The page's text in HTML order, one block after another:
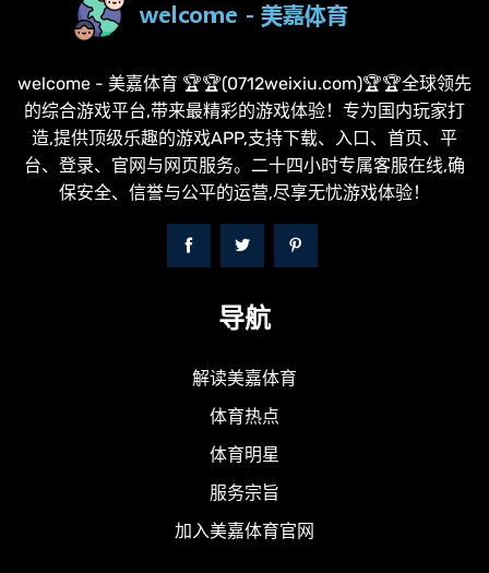
welcome - 美嘉体育 🏆🏆(0712weixiu.com)🏆🏆全球领先
的综合游戏平台,带来最精彩的游戏体验！专为国内玩家打
造,提供顶级乐趣的游戏APP,支持下载、入口、首页、平
台、登录、官网与网页服务。二十四小时专属客服在线,确
保安全、信誉与公平的运营,尽享无忧游戏体验！
导航
解读美嘉体育
体育热点
体育明星
服务宗旨
加入美嘉体育官网